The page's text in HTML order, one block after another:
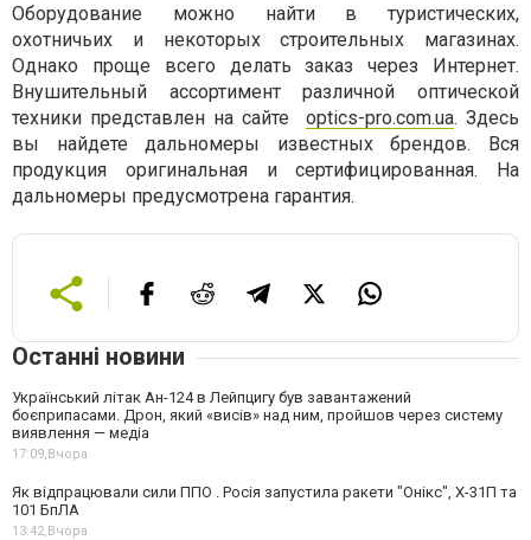
Оборудование можно найти в туристических,
охотничьих и некоторых строительных магазинах.
Однако проще всего делать заказ через Интернет.
Внушительный ассортимент различной оптической
техники представлен на сайте optics-pro.com.ua. Здесь
вы найдете дальномеры известных брендов. Вся
продукция оригинальная и сертифицированная. На
дальномеры предусмотрена гарантия.
Останні новини
Український літак Ан-124 в Лейпцигу був завантажений
боєприпасами. Дрон, який «висів» над ним, пройшов через систему
виявлення — медіа
17:09,Вчора
Як відпрацювали сили ППО . Росія запустила ракети "Онікс", Х-31П та
101 БпЛА
13:42,Вчора